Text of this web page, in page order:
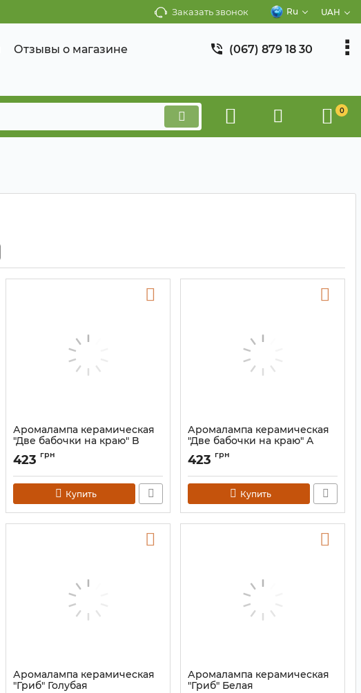
Заказать звонок Ru UAH
Отзывы о магазине (067) 879 18 30
0
Аромалампа керамическая
"Две бабочки на краю" B
Артикул: 9120185
423 грн
Купить
Аромалампа керамическая
"Две бабочки на краю" A
Артикул: 9120185
423 грн
Купить
Аромалампа керамическая
"Гриб" Голубая
Аромалампа керамическая
"Гриб" Белая